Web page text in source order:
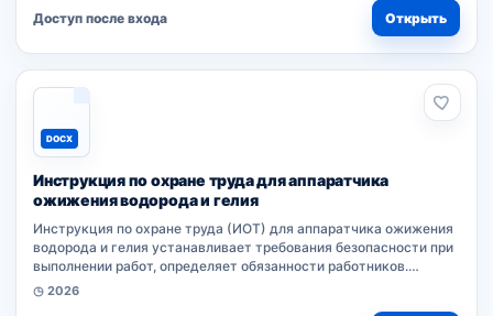
Доступ после входа Открыть
DOCX
Инструкция по охране труда для аппаратчика
ожижения водорода и гелия
Инструкция по охране труда (ИОТ) для аппаратчика ожижения
водорода и гелия устанавливает требования безопасности при
выполнении работ, определяет обязанности работников.
Документ разработан работодателем на основе нормативного
◷ 2026